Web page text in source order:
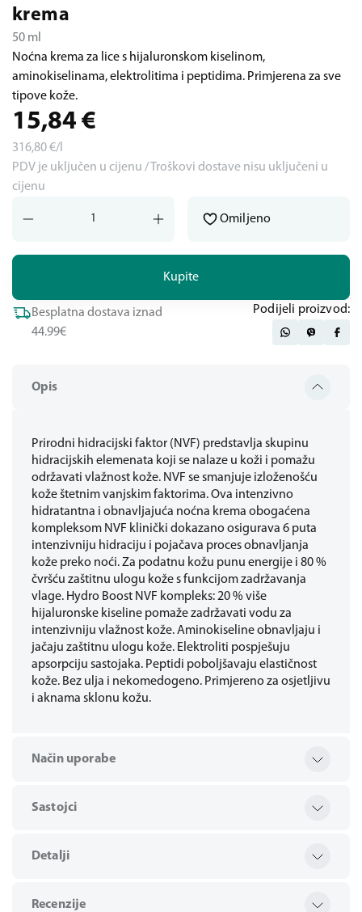
Opis
Prirodni hidracijski faktor (NVF) predstavlja skupinu
hidracijskih elemenata koji se nalaze u koži i pomažu
održavati vlažnost kože. NVF se smanjuje izloženošću
kože štetnim vanjskim faktorima. Ova intenzivno
hidratantna i obnavljajuća noćna krema obogaćena
kompleksom NVF klinički dokazano osigurava 6 puta
intenzivniju hidraciju i pojačava proces obnavljanja
kože preko noći. Za podatnu kožu punu energije i 80 %
čvršću zaštitnu ulogu kože s funkcijom zadržavanja
vlage. Hydro Boost NVF kompleks: 20 % više
hijaluronske kiseline pomaže zadržavati vodu za
intenzivniju vlažnost kože. Aminokiseline obnavljaju i
jačaju zaštitnu ulogu kože. Elektroliti pospješuju
apsorpciju sastojaka. Peptidi poboljšavaju elastičnost
kože. Bez ulja i nekomedogeno. Primjereno za osjetljivu
i aknama sklonu kožu.
Način uporabe
Sastojci
Detalji
Recenzije
krema
50 ml
Noćna krema za lice s hijaluronskom kiselinom,
aminokiselinama, elektrolitima i peptidima. Primjerena za sve
tipove kože.
15,84 €
316,80€/l
PDV je uključen u cijenu / Troškovi dostave nisu uključeni u
cijenu
Kupite
Omiljeno
Besplatna dostava iznad
44.99€
Podijeli proizvod: